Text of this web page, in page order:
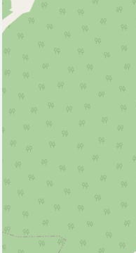
Гостиница (1)
Ледовый
Магазин (6)
Парк, сквер (1)
Полицейский
Рынок, базар
Стадион (1)
Церковь (2)
Эстрада (1)
Исторические
Памятник
Природные
Источник (1)
Пляж (1)